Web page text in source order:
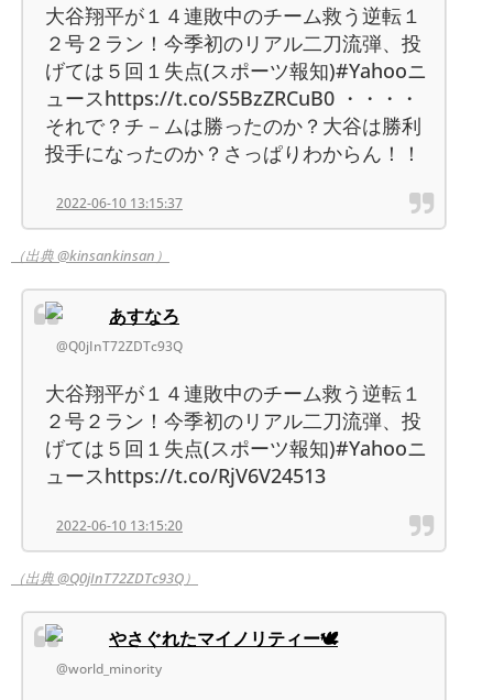
大谷翔平が１４連敗中のチーム救う逆転１
２号２ラン！今季初のリアル二刀流弾、投
げては５回１失点(スポーツ報知)#Yahooニ
ュースhttps://t.co/S5BzZRCuB0 ・・・・
それで？チ－ムは勝ったのか？大谷は勝利
投手になったのか？さっぱりわからん！！
2022-06-10 13:15:37
（出典 @kinsankinsan）
あすなろ
@Q0jInT72ZDTc93Q
大谷翔平が１４連敗中のチーム救う逆転１
２号２ラン！今季初のリアル二刀流弾、投
げては５回１失点(スポーツ報知)#Yahooニ
ュースhttps://t.co/RjV6V24513
2022-06-10 13:15:20
（出典 @Q0jInT72ZDTc93Q）
やさぐれたマイノリティー🕊
@world_minority